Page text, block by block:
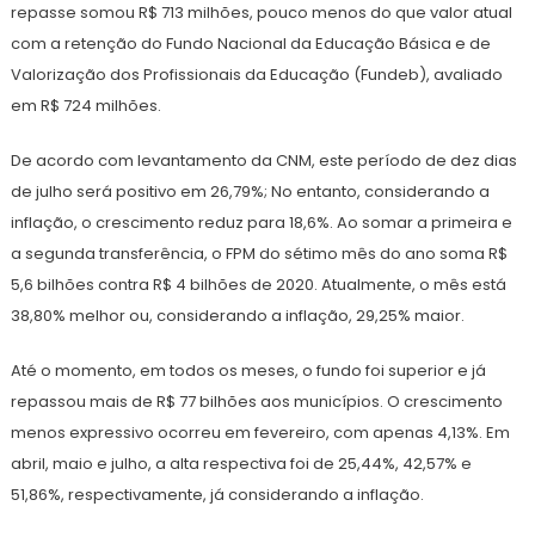
repasse somou R$ 713 milhões, pouco menos do que valor atual
com a retenção do Fundo Nacional da Educação Básica e de
Valorização dos Profissionais da Educação (Fundeb), avaliado
em R$ 724 milhões.
De acordo com levantamento da CNM, este período de dez dias
de julho será positivo em 26,79%; No entanto, considerando a
inflação, o crescimento reduz para 18,6%. Ao somar a primeira e
a segunda transferência, o FPM do sétimo mês do ano soma R$
5,6 bilhões contra R$ 4 bilhões de 2020. Atualmente, o mês está
38,80% melhor ou, considerando a inflação, 29,25% maior.
Até o momento, em todos os meses, o fundo foi superior e já
repassou mais de R$ 77 bilhões aos municípios. O crescimento
menos expressivo ocorreu em fevereiro, com apenas 4,13%. Em
abril, maio e julho, a alta respectiva foi de 25,44%, 42,57% e
51,86%, respectivamente, já considerando a inflação.